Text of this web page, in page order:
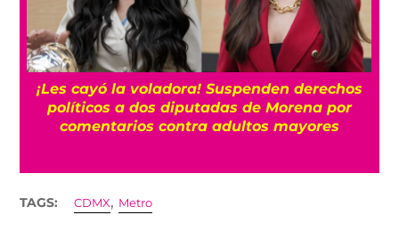
¡Les cayó la voladora! Suspenden derechos
políticos a dos diputadas de Morena por
comentarios contra adultos mayores
TAGS: CDMX, Metro